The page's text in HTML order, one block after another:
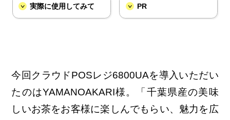
実際に使用してみて PR
今回クラウドPOSレジ6800UAを導入いただい
たのはYAMANOAKARI様。「千葉県産の美味
しいお茶をお客様に楽しんでもらい、魅力を広